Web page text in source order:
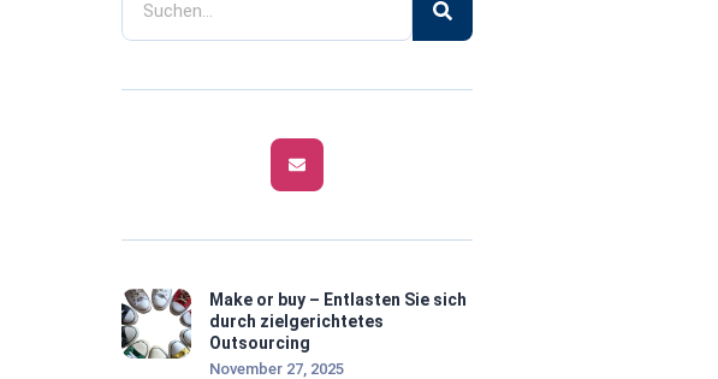
Make or buy – Entlasten Sie sich
durch zielgerichtetes
Outsourcing
November 27, 2025